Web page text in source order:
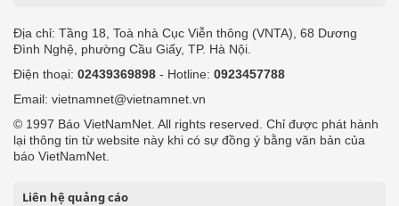
Địa chỉ: Tầng 18, Toà nhà Cục Viễn thông (VNTA), 68 Dương
Đình Nghệ, phường Cầu Giấy, TP. Hà Nội.
Điện thoại: 02439369898 - Hotline: 0923457788
Email: vietnamnet@vietnamnet.vn
© 1997 Báo VietNamNet. All rights reserved. Chỉ được phát hành
lại thông tin từ website này khi có sự đồng ý bằng văn bản của
báo VietNamNet.
Liên hệ quảng cáo